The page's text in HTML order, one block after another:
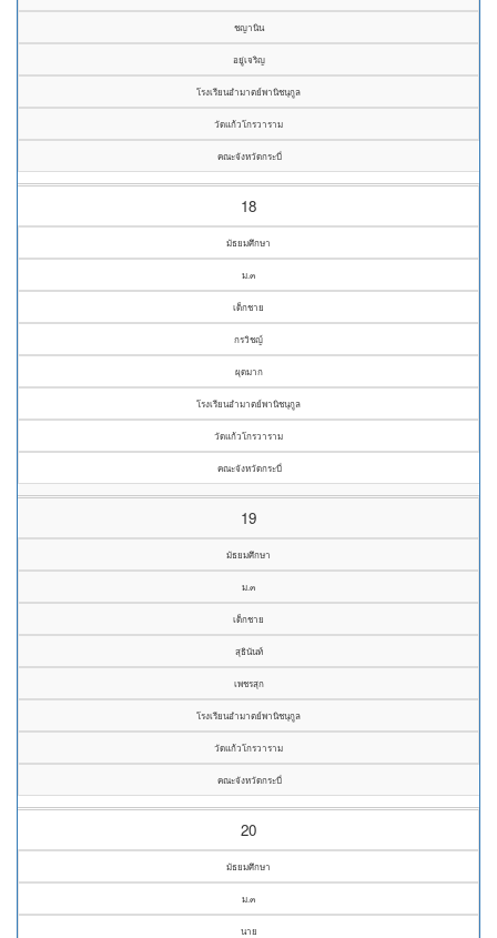
ชญานิน
อยู่เจริญ
โรงเรียนอำมาตย์พานิชนุกูล
วัดแก้วโกรวาราม
คณะจังหวัดกระบี่
18
มัธยมศึกษา
ม.๓
เด็กชาย
กรวิชญ์
ผุดมาก
โรงเรียนอำมาตย์พานิชนุกูล
วัดแก้วโกรวาราม
คณะจังหวัดกระบี่
19
มัธยมศึกษา
ม.๓
เด็กชาย
สุธินันท์
เพชรสุก
โรงเรียนอำมาตย์พานิชนุกูล
วัดแก้วโกรวาราม
คณะจังหวัดกระบี่
20
มัธยมศึกษา
ม.๓
นาย